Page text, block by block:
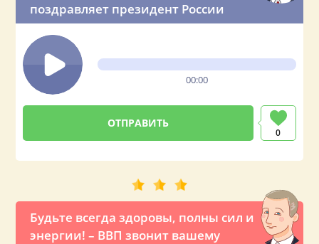
поздравляет президент России
00:00
0
Будьте всегда здоровы, полны сил и
энергии! – ВВП звонит вашему